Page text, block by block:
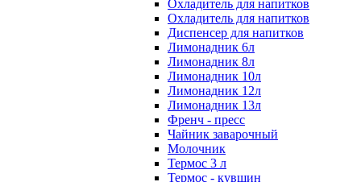
Охладитель для напитков
Охладитель для напитков
Диспенсер для напитков
Лимонадник 6л
Лимонадник 8л
Лимонадник 10л
Лимонадник 12л
Лимонадник 13л
Френч - пресс
Чайник заварочный
Молочник
Термос 3 л
Термос - кувшин